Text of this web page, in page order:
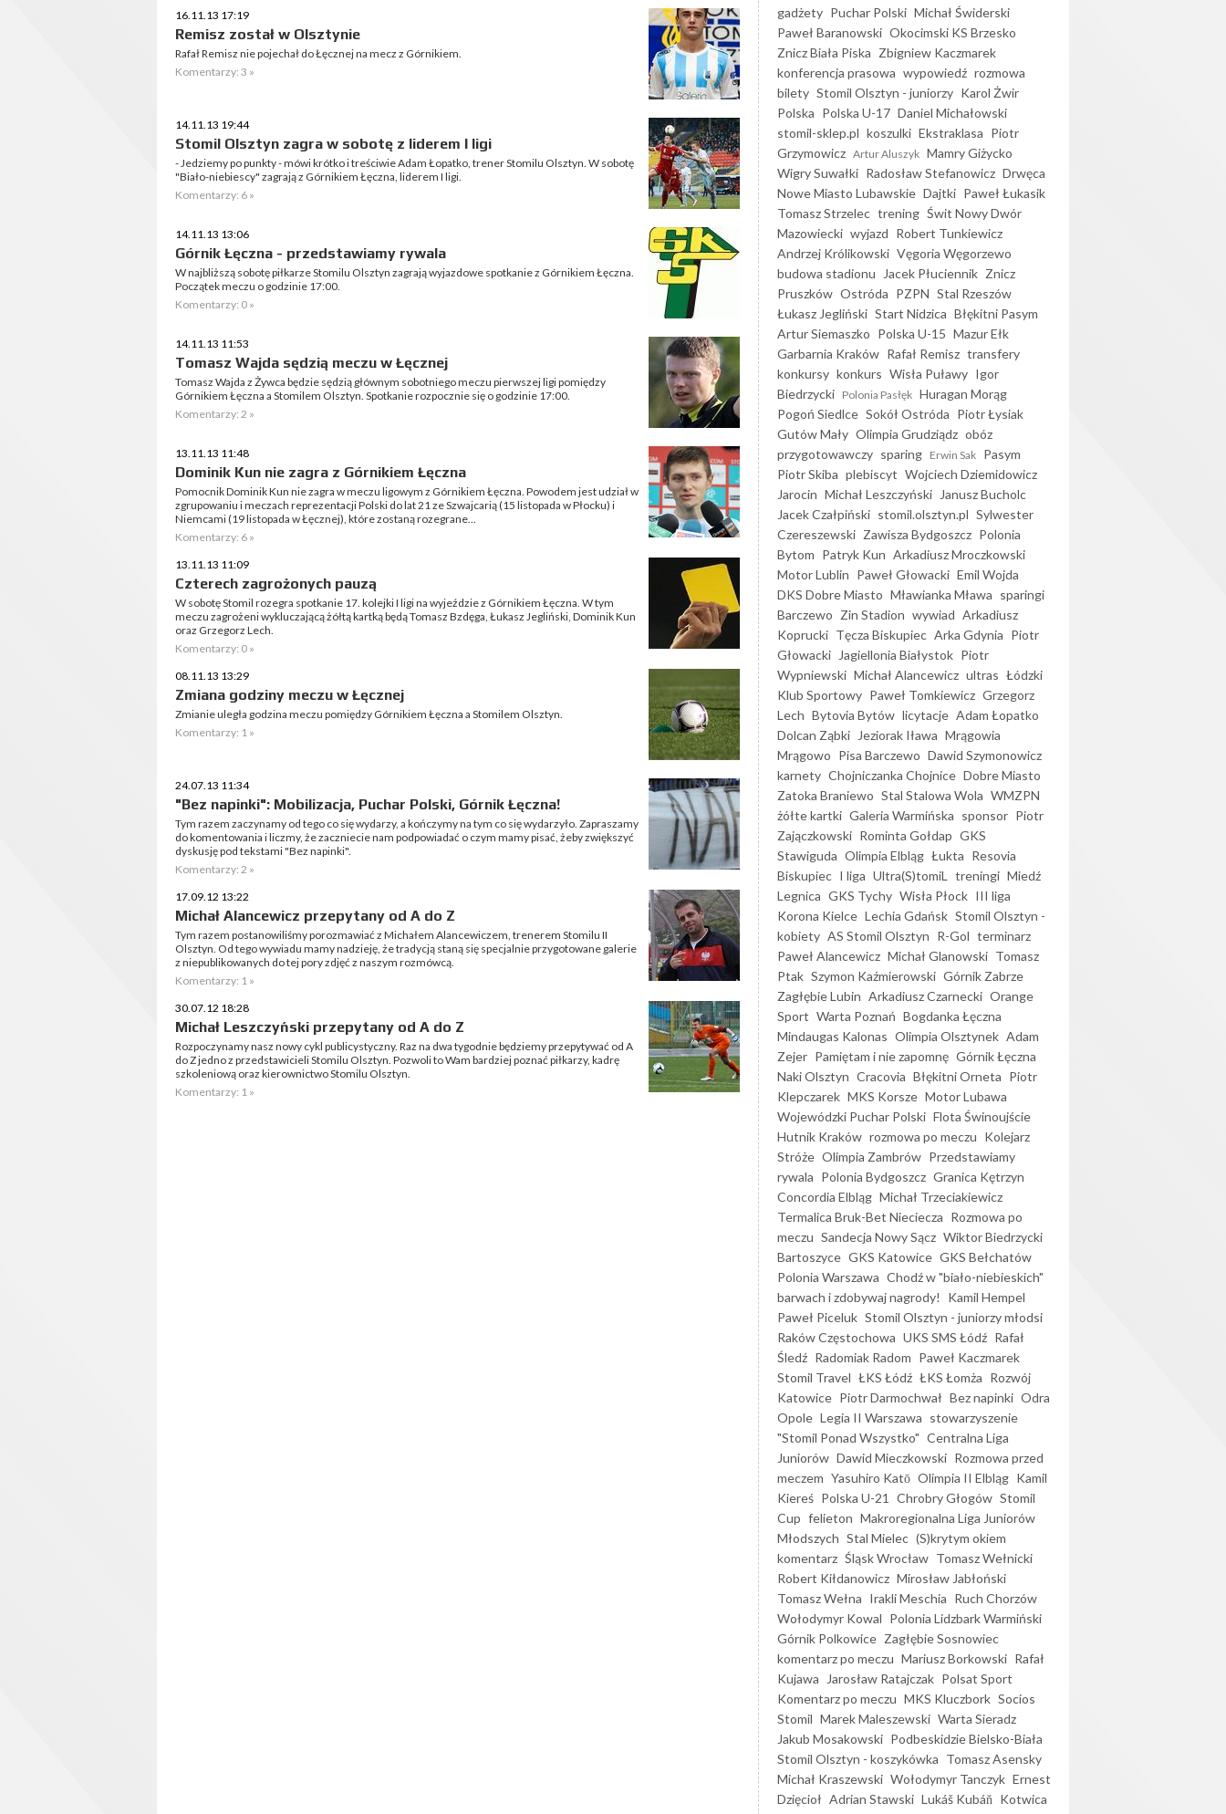
16.11.13 17:19
Remisz został w Olsztynie
Rafał Remisz nie pojechał do Łęcznej na mecz z Górnikiem.
Komentarzy: 3 »
14.11.13 19:44
Stomil Olsztyn zagra w sobotę z liderem I ligi
- Jedziemy po punkty - mówi krótko i treściwie Adam Łopatko, trener Stomilu Olsztyn. W sobotę
"Biało-niebiescy" zagrają z Górnikiem Łęczna, liderem I ligi.
Komentarzy: 6 »
14.11.13 13:06
Górnik Łęczna - przedstawiamy rywala
W najbliższą sobotę piłkarze Stomilu Olsztyn zagrają wyjazdowe spotkanie z Górnikiem Łęczna.
Początek meczu o godzinie 17:00.
Komentarzy: 0 »
14.11.13 11:53
Tomasz Wajda sędzią meczu w Łęcznej
Tomasz Wajda z Żywca będzie sędzią głównym sobotniego meczu pierwszej ligi pomiędzy
Górnikiem Łęczna a Stomilem Olsztyn. Spotkanie rozpocznie się o godzinie 17:00.
Komentarzy: 2 »
13.11.13 11:48
Dominik Kun nie zagra z Górnikiem Łęczna
Pomocnik Dominik Kun nie zagra w meczu ligowym z Górnikiem Łęczna. Powodem jest udział w
zgrupowaniu i meczach reprezentacji Polski do lat 21 ze Szwajcarią (15 listopada w Płocku) i
Niemcami (19 listopada w Łęcznej), które zostaną rozegrane...
Komentarzy: 6 »
13.11.13 11:09
Czterech zagrożonych pauzą
W sobotę Stomil rozegra spotkanie 17. kolejki I ligi na wyjeździe z Górnikiem Łęczna. W tym
meczu zagrożeni wykluczającą żółtą kartką będą Tomasz Bzdęga, Łukasz Jegliński, Dominik Kun
oraz Grzegorz Lech.
Komentarzy: 0 »
08.11.13 13:29
Zmiana godziny meczu w Łęcznej
Zmianie uległa godzina meczu pomiędzy Górnikiem Łęczna a Stomilem Olsztyn.
Komentarzy: 1 »
24.07.13 11:34
"Bez napinki": Mobilizacja, Puchar Polski, Górnik Łęczna!
Tym razem zaczynamy od tego co się wydarzy, a kończymy na tym co się wydarzyło. Zapraszamy
do komentowania i liczmy, że zaczniecie nam podpowiadać o czym mamy pisać, żeby zwiększyć
dyskusję pod tekstami "Bez napinki".
Komentarzy: 2 »
17.09.12 13:22
Michał Alancewicz przepytany od A do Z
Tym razem postanowiliśmy porozmawiać z Michałem Alancewiczem, trenerem Stomilu II
Olsztyn. Od tego wywiadu mamy nadzieję, że tradycją staną się specjalnie przygotowane galerie
z niepublikowanych do tej pory zdjęć z naszym rozmówcą.
Komentarzy: 1 »
30.07.12 18:28
Michał Leszczyński przepytany od A do Z
Rozpoczynamy nasz nowy cykl publicystyczny. Raz na dwa tygodnie będziemy przepytywać od A
do Z jedno z przedstawicieli Stomilu Olsztyn. Pozwoli to Wam bardziej poznać piłkarzy, kadrę
szkoleniową oraz kierownictwo Stomilu Olsztyn.
Komentarzy: 1 »
gadżety Puchar Polski Michał Świderski
Paweł Baranowski Okocimski KS Brzesko
Znicz Biała Piska Zbigniew Kaczmarek
konferencja prasowa wypowiedź rozmowa
bilety Stomil Olsztyn - juniorzy Karol Żwir
Polska Polska U-17 Daniel Michałowski
stomil-sklep.pl koszulki Ekstraklasa Piotr
Grzymowicz Artur Aluszyk Mamry Giżycko
Wigry Suwałki Radosław Stefanowicz Drwęca
Nowe Miasto Lubawskie Dajtki Paweł Łukasik
Tomasz Strzelec trening Świt Nowy Dwór
Mazowiecki wyjazd Robert Tunkiewicz
Andrzej Królikowski Vęgoria Węgorzewo
budowa stadionu
Jacek Płuciennik Znicz
Pruszków Ostróda PZPN Stal Rzeszów
Łukasz Jegliński Start Nidzica Błękitni Pasym
Artur Siemaszko Polska U-15 Mazur Ełk
Garbarnia Kraków Rafał Remisz transfery
konkursy konkurs Wisła Puławy Igor
Biedrzycki Polonia Pasłęk Huragan Morąg
Pogoń Siedlce Sokół Ostróda Piotr Łysiak
Gutów Mały Olimpia Grudziądz obóz
przygotowawczy sparing Erwin Sak Pasym
Piotr Skiba plebiscyt Wojciech Dziemidowicz
Jarocin Michał Leszczyński
Janusz Bucholc
Jacek Czałpiński stomil.olsztyn.pl Sylwester
Czereszewski Zawisza Bydgoszcz Polonia
Bytom Patryk Kun Arkadiusz Mroczkowski
Motor Lublin Paweł Głowacki Emil Wojda
DKS Dobre Miasto Mławianka Mława sparingi
Barczewo Zin Stadion wywiad Arkadiusz
Koprucki Tęcza Biskupiec Arka Gdynia Piotr
Głowacki
Jagiellonia Białystok Piotr
Wypniewski Michał Alancewicz ultras Łódzki
Klub Sportowy Paweł Tomkiewicz Grzegorz
Lech Bytovia Bytów licytacje Adam Łopatko
Dolcan Ząbki
Jeziorak Iława Mrągowia
Mrągowo Pisa Barczewo Dawid Szymonowicz
karnety Chojniczanka Chojnice Dobre Miasto
Zatoka Braniewo Stal Stalowa Wola WMZPN
żółte kartki Galeria Warmińska sponsor Piotr
Zajączkowski Rominta Gołdap GKS
Stawiguda Olimpia Elbląg Łukta Resovia
Biskupiec I liga Ultra(S)tomiL treningi Miedź
Legnica GKS Tychy Wisła Płock III liga
Korona Kielce Lechia Gdańsk Stomil Olsztyn -
kobiety AS Stomil Olsztyn R-Gol terminarz
Paweł Alancewicz Michał Glanowski Tomasz
Ptak Szymon Kaźmierowski Górnik Zabrze
Zagłębie Lubin Arkadiusz Czarnecki Orange
Sport Warta Poznań Bogdanka Łęczna
Mindaugas Kalonas Olimpia Olsztynek Adam
Zejer Pamiętam i nie zapomnę Górnik Łęczna
Naki Olsztyn Cracovia Błękitni Orneta Piotr
Klepczarek MKS Korsze Motor Lubawa
Wojewódzki Puchar Polski Flota Świnoujście
Hutnik Kraków rozmowa po meczu Kolejarz
Stróże Olimpia Zambrów Przedstawiamy
rywala Polonia Bydgoszcz Granica Kętrzyn
Concordia Elbląg Michał Trzeciakiewicz
Termalica Bruk-Bet Nieciecza Rozmowa po
meczu Sandecja Nowy Sącz Wiktor Biedrzycki
Bartoszyce GKS Katowice GKS Bełchatów
Polonia Warszawa Chodź w "biało-niebieskich"
barwach i zdobywaj nagrody!
Kamil Hempel
Paweł Piceluk Stomil Olsztyn - juniorzy młodsi
Raków Częstochowa UKS SMS Łódź Rafał
Śledź Radomiak Radom Paweł Kaczmarek
Stomil Travel ŁKS Łódź ŁKS Łomża Rozwój
Katowice Piotr Darmochwał Bez napinki Odra
Opole Legia II Warszawa stowarzyszenie
"Stomil Ponad Wszystko" Centralna Liga
Juniorów Dawid Mieczkowski Rozmowa przed
meczem Yasuhiro Katō Olimpia II Elbląg Kamil
Kiereś Polska U-21 Chrobry Głogów Stomil
Cup felieton Makroregionalna Liga Juniorów
Młodszych Stal Mielec (S)krytym okiem
komentarz Śląsk Wrocław Tomasz Wełnicki
Robert Kiłdanowicz Mirosław Jabłoński
Tomasz Wełna Irakli Meschia Ruch Chorzów
Wołodymyr Kowal Polonia Lidzbark Warmiński
Górnik Polkowice Zagłębie Sosnowiec
komentarz po meczu Mariusz Borkowski Rafał
Kujawa
Jarosław Ratajczak Polsat Sport
Komentarz po meczu MKS Kluczbork Socios
Stomil Marek Maleszewski Warta Sieradz
Jakub Mosakowski Podbeskidzie Bielsko-Biała
Stomil Olsztyn - koszykówka Tomasz Asensky
Michał Kraszewski Wołodymyr Tanczyk Ernest
Dzięcioł Adrian Stawski Lukáš Kubáň Kotwica